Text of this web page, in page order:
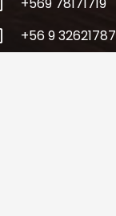
+56 9 32621787